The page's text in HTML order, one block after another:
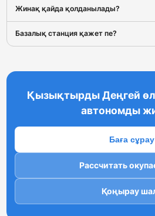
Жинақ қайда қолданылады?
Базалық станция қажет пе?
Қызықтырды Деңгей
автономды
Баға сұрау
Рассчитать
Қоңырау